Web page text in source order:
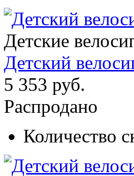
Детские
Детский
5 353 руб.
Распродано
Количество